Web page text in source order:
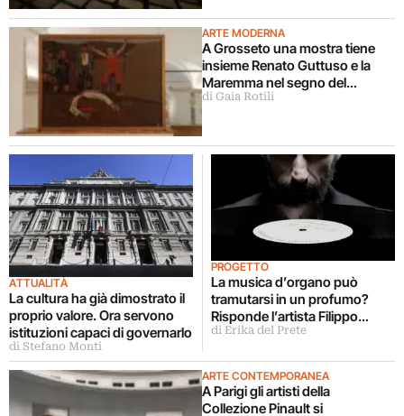
ARTE MODERNA
A Grosseto una mostra tiene
insieme Renato Guttuso e la
Maremma nel segno del
realismo
di Gaia Rotili
ATTUALITÀ
La cultura ha già dimostrato il
proprio valore. Ora servono
istituzioni capaci di governarlo
di Stefano Monti
PROGETTO
La musica d’organo può
tramutarsi in un profumo?
Risponde l’artista Filippo
Sorcinelli
di Erika del Prete
ARTE CONTEMPORANEA
A Parigi gli artisti della
Collezione Pinault si